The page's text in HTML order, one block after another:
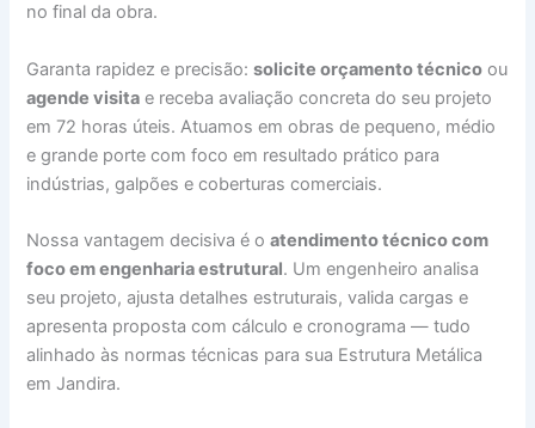
no final da obra.
Garanta rapidez e precisão:solicite orçamento técnico ou
agende visita e receba avaliação concreta do seu projeto
em 72 horas úteis. Atuamos em obras de pequeno, médio
e grande porte com foco em resultado prático para
indústrias, galpões e coberturas comerciais.
Nossa vantagem decisiva é oatendimento técnico com
foco em engenharia estrutural. Um engenheiro analisa
seu projeto, ajusta detalhes estruturais, valida cargas e
apresenta proposta com cálculo e cronograma — tudo
alinhado às normas técnicas para sua Estrutura Metálica
em Jandira.